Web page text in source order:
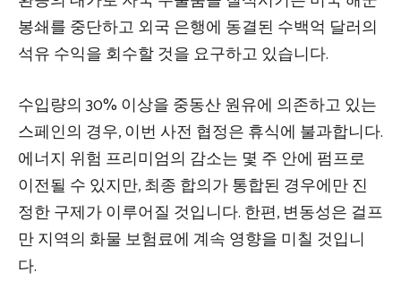
봉쇄를 중단하고 외국 은행에 동결된 수백억 달러의
석유 수익을 회수할 것을 요구하고 있습니다.
수입량의 30% 이상을 중동산 원유에 의존하고 있는
스페인의 경우, 이번 사전 협정은 휴식에 불과합니다.
에너지 위험 프리미엄의 감소는 몇 주 안에 펌프로
이전될 수 있지만, 최종 합의가 통합된 경우에만 진
정한 구제가 이루어질 것입니다. 한편, 변동성은 걸프
만 지역의 화물 보험료에 계속 영향을 미칠 것입니
다.